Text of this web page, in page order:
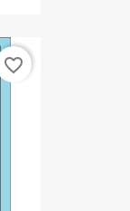
favorite_border